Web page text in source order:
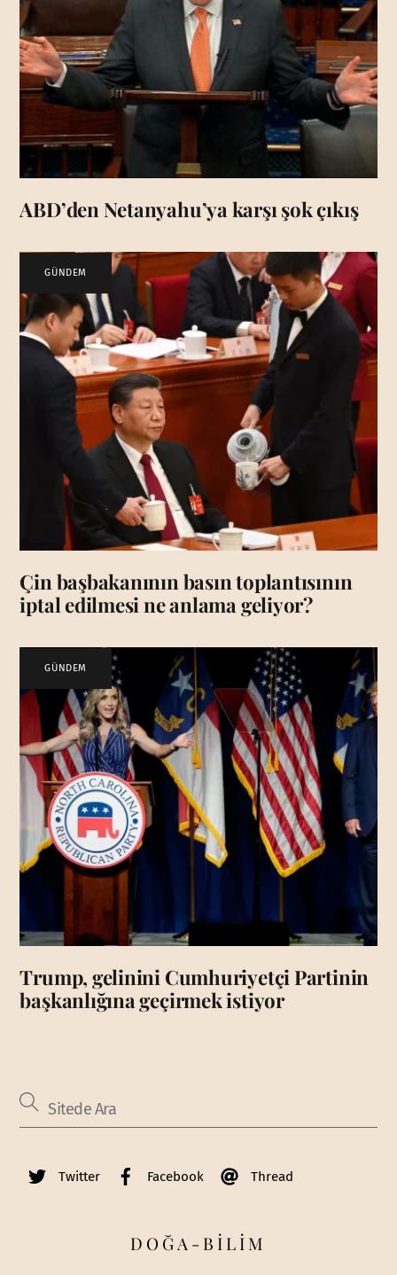
ABD’den Netanyahu’ya karşı şok çıkış
GÜNDEM
Çin başbakanının basın toplantısının
iptal edilmesi ne anlama geliyor?
GÜNDEM
Trump, gelinini Cumhuriyetçi Partinin
başkanlığına geçirmek istiyor
Twitter Facebook Thread
DOĞA-BİLİM